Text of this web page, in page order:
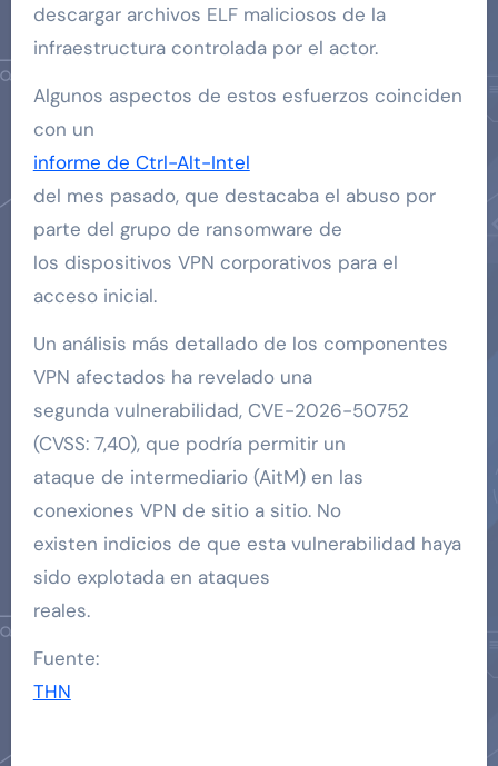
descargar archivos ELF maliciosos de la
infraestructura controlada por el actor.
Algunos aspectos de estos esfuerzos coinciden
con un
informe de Ctrl-Alt-Intel
del mes pasado, que destacaba el abuso por
parte del grupo de ransomware de
los dispositivos VPN corporativos para el
acceso inicial.
Un análisis más detallado de los componentes
VPN afectados ha revelado una
segunda vulnerabilidad, CVE-2026-50752
(CVSS: 7,40), que podría permitir un
ataque de intermediario (AitM) en las
conexiones VPN de sitio a sitio. No
existen indicios de que esta vulnerabilidad haya
sido explotada en ataques
reales.
Fuente:
THN